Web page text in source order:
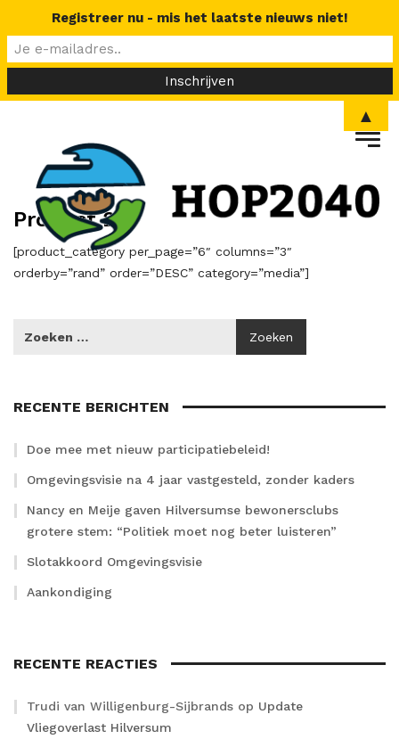
Product 2
[product_category per_page=”6″ columns=”3″
orderby=”rand” order=”DESC” category=”media”]
RECENTE BERICHTEN
Doe mee met nieuw participatiebeleid!
Omgevingsvisie na 4 jaar vastgesteld, zonder kaders
Nancy en Meije gaven Hilversumse bewonersclubs
grotere stem: “Politiek moet nog beter luisteren”
Slotakkoord Omgevingsvisie
Aankondiging
RECENTE REACTIES
Trudi van Willigenburg-Sijbrands op Update
Vliegoverlast Hilversum
Registreer nu - mis het laatste nieuws niet!
▲